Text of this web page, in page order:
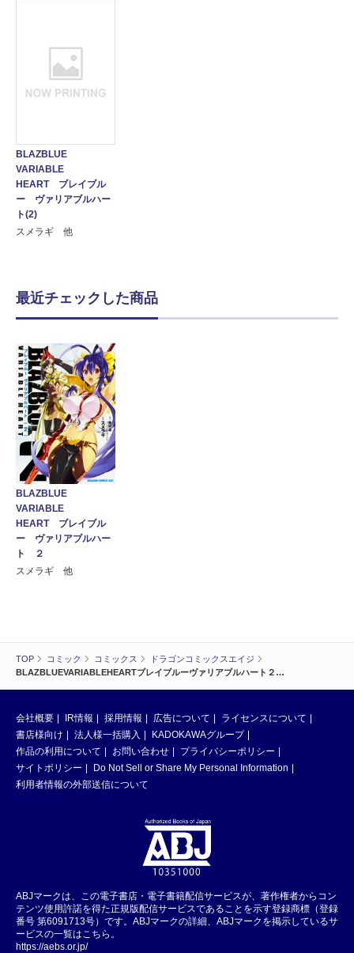
TOP コミック コミックス
ドラゴンコミックスエイジ
BLAZBLUEVARIABLEHEARTブレイブルーヴァリアブルハート２…
BLAZBLUE
VARIABLE
HEART ブレイブル
ー ヴァリアブルハー
ト(2)
スメラギ 他
最近チェックした商品
BLAZBLUE
VARIABLE
HEART ブレイブル
ー ヴァリアブルハー
ト ２
スメラギ 他
会社概要 IR情報 採用情報 広告について
ライセンスについて
書店様向け
法人様一括購入
KADOKAWAグループ
作品の利用について
お問い合わせ
プライバシーポリシー
サイトポリシー
Do Not Sell or Share My Personal Information
利用者情報の外部送信について
ABJマークは、この電子書店・電子書籍配信サービスが、著作権者からコン
テンツ使用許諾を得た正規版配信サービスであることを示す登録商標（登録
番号 第6091713号）です。ABJマークの詳細、ABJマークを掲示しているサ
ービスの一覧はこちら。
https://aebs.or.jp/